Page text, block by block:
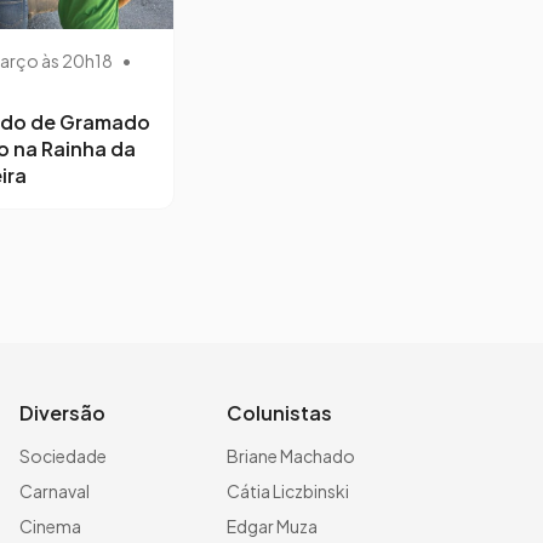
às 20h18 •
de Gramado
na Rainha da
Diversão
Sociedade
Carnaval
Cinema
Colunistas
Briane Machado
Cátia Liczbinski
Edgar Muza